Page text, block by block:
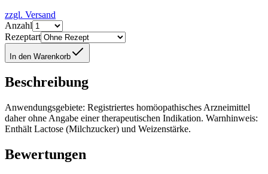
zzgl. Versand
Anzahl
Rezeptart
In den Warenkorb
Beschreibung
Anwendungsgebiete: Registriertes homöopathisches Arzneimittel
daher ohne Angabe einer therapeutischen Indikation. Warnhinweis:
Enthält Lactose (Milchzucker) und Weizenstärke.
Bewertungen